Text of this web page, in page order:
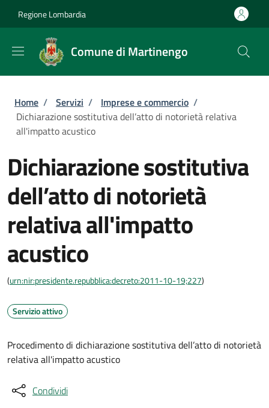
Regione Lombardia
Comune di Martinengo
Briciole di pane
Home / Servizi / Imprese e commercio /
Dichiarazione sostitutiva dell’atto di notorietà relativa
all'impatto acustico
Dichiarazione sostitutiva
dell’atto di notorietà
relativa all'impatto
acustico
(urn:nir:presidente.repubblica:decreto:2011-10-19;227)
Servizio attivo
Procedimento di dichiarazione sostitutiva dell’atto di notorietà
relativa all'impatto acustico
Condividi